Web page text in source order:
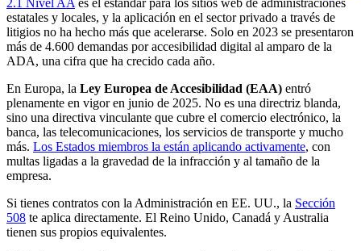
estatales y locales, y la aplicación en el sector privado a través de
litigios no ha hecho más que acelerarse. Solo en 2023 se presentaron
más de 4.600 demandas por accesibilidad digital al amparo de la
ADA, una cifra que ha crecido cada año.
En Europa, la Ley Europea de Accesibilidad (EAA) entró
plenamente en vigor en junio de 2025. No es una directriz blanda,
sino una directiva vinculante que cubre el comercio electrónico, la
banca, las telecomunicaciones, los servicios de transporte y mucho
más. Los Estados miembros la están aplicando activamente, con
multas ligadas a la gravedad de la infracción y al tamaño de la
empresa.
Si tienes contratos con la Administración en EE. UU., la Sección
508 te aplica directamente. El Reino Unido, Canadá y Australia
tienen sus propios equivalentes.